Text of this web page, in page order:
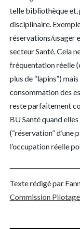
telle bibliothèque et,
disciplinaire.
réservations/usager
secteur Santé. Cela
fréquentation réelle
plus de “lapins”)
consommation des
reste parfaitement
BU Santé quand
(“réservation” d’une
l’occupation réelle
Texte rédigé par
Commission Pilotage